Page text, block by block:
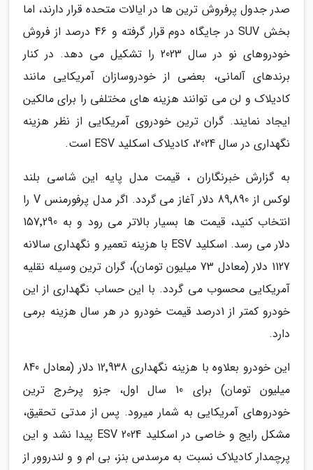
صدر جدول پرفروش ترین ها در ایالات متحده قرار دارند، اما
بخش SUV در جایگاه دوم قرار گرفته و 46 درصد از فروش
خودروهای نو در سال 2023 را تشکیل می دهد. در کنار
برندهای آلمانی، بعضی از خودروسازان آمریکایی مانند
کادیلاک و لن می توانند هزینه های مختلفی را برای مالکین
ایجاد نمایند. گران ترین خودروی آمریکایی از نظر هزینه
نگهداری در سال 2024، کادیلاک اسکلید ESV است.
به گزارش خبرنگاران ، قیمت مدل پایه این شاسی بلند
لوکس از 89٬890 دلار آغاز می گردد. اگر مدل پرفورمنس V را
انتخاب کنید، قیمت ها بسیار بالاتر می رود و به 157٬290
دلار می رسد. اسکلید ESV با هزینه تعمیر و نگهداری سالانه
1127 دلار (معادل 73 میلیون تومان)، گران ترین وسیله نقلیه
آمریکایی محسوب می گردد. با این حساب نگهداری از این
خودرو کمتر از 1درصد قیمت خودرو در هر سال هزینه برمی
دارد.
این خودرو بعلاوه با هزینه نگهداری 12٬938 دلار (معادل 840
میلیون تومان) برای 10 سال اول، جزو پرخرج ترین
خودروهای آمریکایی به شمار میرود. پس از مدتی تحقیق،
مشکل رایج و خاصی در اسکلید ESV 2024 پیدا نشد و این
پرچمدار کادیلاک نسبت به مرسدس بنز، بی ام و و لندروور از